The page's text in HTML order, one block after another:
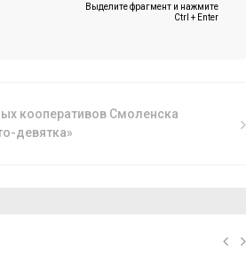
Выделите фрагмент и нажмите
Ctrl + Enter
кооперативов Смоленска
девятка»